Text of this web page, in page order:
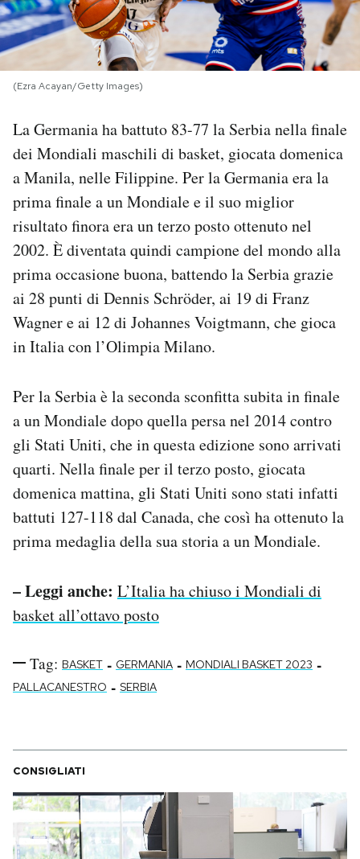
PODCAST
NEWSLETTER
I MIEI PREFERITI
CALENDARIO
AREA PERSONALE
Area Personale
Newsletter
Regala il Post
Hai bisogno di aiuto?
(Ezra Acayan/Getty Images)
La Germania ha battuto 83-77 la Serbia nella finale
dei Mondiali maschili di basket, giocata domenica
a Manila, nelle Filippine. Per la Germania era la
prima finale a un Mondiale e il suo miglior
risultato finora era un terzo posto ottenuto nel
2002. È diventata quindi campione del mondo alla
prima occasione buona, battendo la Serbia grazie
ai 28 punti di Dennis Schröder, ai 19 di Franz
Wagner e ai 12 di Johannes Voigtmann, che gioca
in Italia con l’Olimpia Milano.
Per la Serbia è la seconda sconfitta subita in finale
a un Mondiale dopo quella persa nel 2014 contro
gli Stati Uniti, che in questa edizione sono arrivati
quarti. Nella finale per il terzo posto, giocata
domenica mattina, gli Stati Uniti sono stati infatti
battuti 127-118 dal Canada, che così ha ottenuto la
prima medaglia della sua storia a un Mondiale.
– Leggi anche: L’Italia ha chiuso i Mondiali di
basket all’ottavo posto
Tag: BASKET - GERMANIA - MONDIALI BASKET 2023 -
PALLACANESTRO - SERBIA
CONSIGLIATI